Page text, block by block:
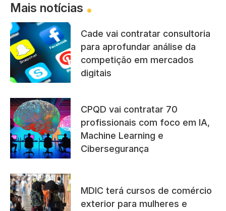
Mais notícias
Cade vai contratar consultoria
para aprofundar análise da
competição em mercados
digitais
CPQD vai contratar 70
profissionais com foco em IA,
Machine Learning e
Cibersegurança
MDIC terá cursos de comércio
exterior para mulheres e